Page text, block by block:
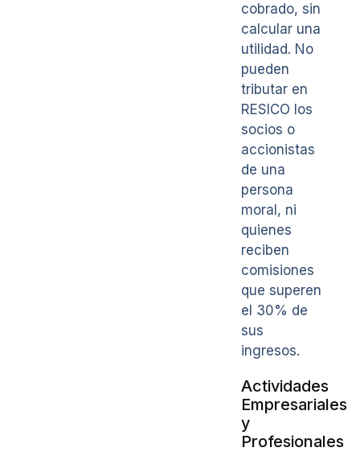
cobrado, sin
calcular una
utilidad. No
pueden
tributar en
RESICO los
socios o
accionistas
de una
persona
moral, ni
quienes
reciben
comisiones
que superen
el 30% de
sus
ingresos.
Actividades
Empresariales
y
Profesionales